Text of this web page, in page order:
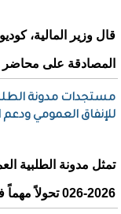
قال وزير المالية،
المصادقة على
مستجدات مدونة
للإنفاق العمومي ودعم
تمثل مدونة الطلبية
2026-026 تحولاً مهماً في الإطار الق